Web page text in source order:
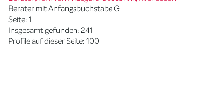
Berater mit Anfangsbuchstabe G
Seite: 1
Insgesamt gefunden: 241
Profile auf dieser Seite: 100